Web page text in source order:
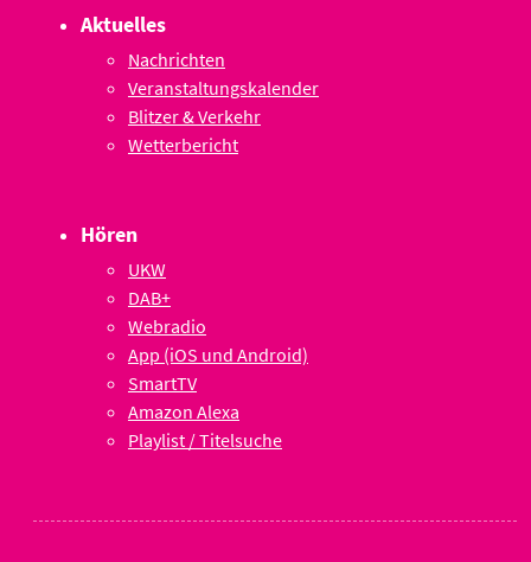
Aktuelles
Nachrichten
Veranstaltungskalender
Blitzer & Verkehr
Wetterbericht
Hören
UKW
DAB+
Webradio
App (iOS und Android)
SmartTV
Amazon Alexa
Playlist / Titelsuche